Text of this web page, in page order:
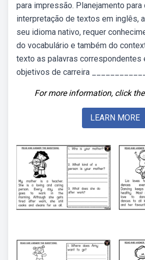
para impressão. Planejamento
interpretação de textos em inglês,
seu idioma nativo, requer
do vocabulário e também do
texto as palavras correspondentes
objetivos de carreira
For more information, click
LEARN MORE